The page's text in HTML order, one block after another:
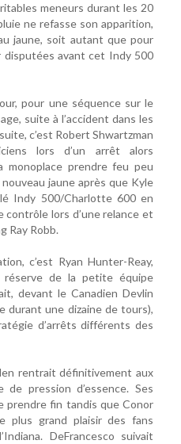
meneurs durant les 20
ne refasse son apparition,
jaune, soit autant que pour
disputées avant cet Indy 500
pour une séquence sur le
suite à l’accident dans les
c’est Robert Shwartzman
lors d’un arrêt alors
monoplace prendre feu peu
jaune après que Kyle
Indy 500/Charlotte 600 en
contrôle lors d’une relance et
Ray Robb.
c’est Ryan Hunter-Reay,
réserve de la petite équipe
devant le Canadien Devlin
durant une dizaine de tours),
d’arrêts différents des
rentrait définitivement aux
de pression d’essence. Ses
prendre fin tandis que Conor
plus grand plaisir des fans
DeFrancesco suivait